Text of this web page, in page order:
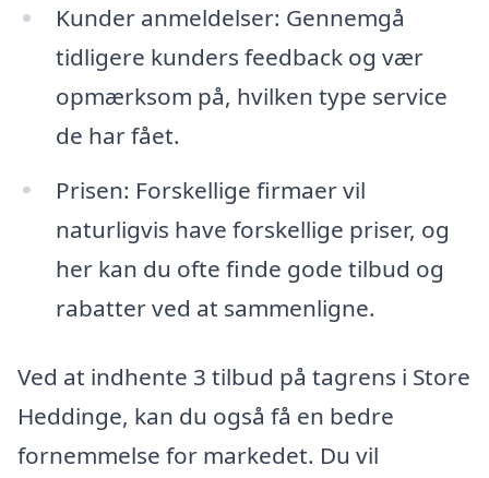
Kunder anmeldelser: Gennemgå
tidligere kunders feedback og vær
opmærksom på, hvilken type service
de har fået.
Prisen: Forskellige firmaer vil
naturligvis have forskellige priser, og
her kan du ofte finde gode tilbud og
rabatter ved at sammenligne.
Ved at indhente 3 tilbud på tagrens i Store
Heddinge, kan du også få en bedre
fornemmelse for markedet. Du vil